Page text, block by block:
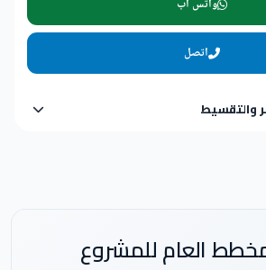
واتس اب
اتصل
والتقسيط
العام للمشروع